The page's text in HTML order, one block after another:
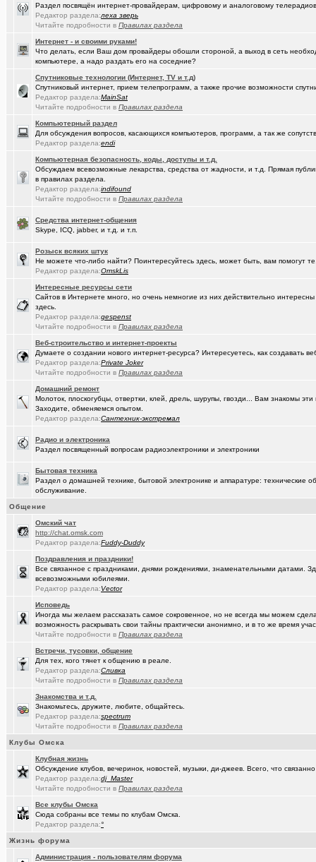
Кто такой человек? (kinslayer) +64
Фото форумчан(елочник)
Старости Омска.(Молодец.) +159
Мьюинг за 3 минуты(tramov)
Красивая одежда для худеньких девушек (размер 40-42)
Забор из профнастила, как правильно?
А у кого это сегодня День рождения?
Восстановление информации с HDD, SSD, Flash. Ремонт HDD.(Винчесте..)
Любимая Люлюня, с днём рождения!
Авто под заказ по России(Artem178)
мнение оппозиции(DEMON)
Как вставать в 5 утра без вреда для здоровья?
Обсуждения фотографий форумчан (на позитивной волне) - 4(avd173791)
FM-радиостанции в Омске и Омской области
Посоветуйте хорошего массажиста. (Кречет)
Где хорошие кроссовки купить?
клипы, поднимающие русский (российский) дух.(k9zxc) +245
На что обратить внимание при выборе жены?
Zennoposter мой опыт использования
!
Где купить ?(Alex4114)
.,.(DEMON)
Техника и другие товары с гарантией в наличии и под заказ
Добро пожаловать! Принципы общения на Омском форуме!(AlexAdmin)
Цифровое телевидение в Омске
Песни об Омске(омич) +234
Погода в Омске / Прогноз погоды в Омске
Раздел посвящён интернет-провайдерам, цифровому и аналоговому
Редактор раздела:леха зверь
Читайте подробности в Правилах раздела
Интернет - и своими руками!
Что делать, если Ваш дом провайдеры обошли стороной, а выход в сеть
компьютере, а надо раздать его на соседние?
Спутниковые технологии (Интернет, TV и т.д)
Спутниковый интернет, прием телепрограмм, а также прочие возможности
Редактор раздела:MainSat
Читайте подробности в Правилах раздела
Компьютерный раздел
Для обсуждения вопросов, касающихся компьютеров, программ, а так же
Редактор раздела:endi
Компьютерная безопасность, коды, доступы и т.д.
Обсуждаем всевозможные лекарства, средства от жадности, и т.д. Прямая
в правилах раздела.
Редактор раздела:indifound
Читайте подробности в Правилах раздела
Средства интернет-общения
Skype, ICQ, jabber, и т.д. и т.п.
Розыск всяких штук
Не можете что-либо найти? Поинтересуйтесь здесь, может быть, вам помогут
Редактор раздела:OmskLis
Интересные ресурсы сети
Сайтов в Интернете много, но очень немногие из них действительно
здесь.
Редактор раздела:gespenst
Читайте подробности в Правилах раздела
Веб-строительство и интернет-проекты
Думаете о создании нового интернет-ресурса? Интересуетесь, как создавать
Редактор раздела:Private Joker
Читайте подробности в Правилах раздела
Домашний ремонт
Молоток, плоскогубцы, отвертки, клей, дрель, шурупы, гвозди... Вам знакомы
Заходите, обменяемся опытом.
Редактор раздела:Сантехник-экстремал
Радио и электроника
Раздел посвященный вопросам радиоэлектроники и электроники
Бытовая техника
Раздел о домашней технике, бытовой электронике и аппаратуре: технические
обслуживание.
Общение
Oмский чат
http://chat.omsk.com
Редактор раздела:Fuddy-Duddy
Поздравления и праздники!
Все связанное с праздниками, днями рождениями, знаменательными датами.
всевозможными юбилеями.
Редактор раздела:Vector
Исповедь
Иногда мы желаем рассказать самое сокровенное, но не всегда мы можем
возможность раскрывать свои тайны практически анонимно, и в то же время
Читайте подробности в Правилах раздела
Встречи, тусовки, общение
Для тех, кого тянет к общению в реале.
Редактор раздела:Сливка
Читайте подробности в Правилах раздела
Знакомства и т.д.
Знакомьтесь, дружите, любите, общайтесь.
Редактор раздела:spectrum
Читайте подробности в Правилах раздела
Клубы Омска
Клубная жизнь
Обсуждение клубов, вечеринок, новостей, музыки, ди-джеев. Всего, что
Редактор раздела:dj_Master
Читайте подробности в Правилах раздела
Все клубы Омска
Сюда собраны все темы по клубам Омска.
Редактор раздела:°
Жизнь форума
Администрация - пользователям форума